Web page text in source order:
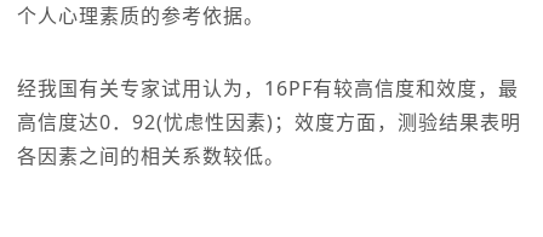
个人心理素质的参考依据。
经我国有关专家试用认为，16PF有较高信度和效度，最
高信度达0．92(忧虑性因素)；效度方面，测验结果表明
各因素之间的相关系数较低。